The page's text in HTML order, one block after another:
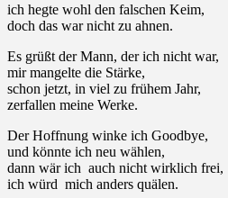
ich hegte wohl den falschen Keim,
doch das war nicht zu ahnen.
Es grüßt der Mann, der ich nicht war,
mir mangelte die Stärke,
schon jetzt, in viel zu frühem Jahr,
zerfallen meine Werke.
Der Hoffnung winke ich Goodbye,
und könnte ich neu wählen,
dann wär ich auch nicht wirklich frei,
ich würd mich anders quälen.